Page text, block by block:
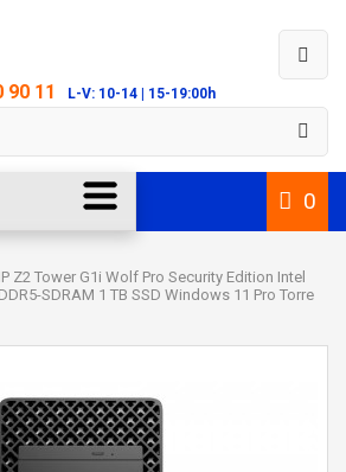
90 11 L-V: 10-14 | 15-19:00h
0
Z2 Tower G1i Wolf Pro Security Edition Intel
SDRAM 1 TB SSD Windows 11 Pro Torre